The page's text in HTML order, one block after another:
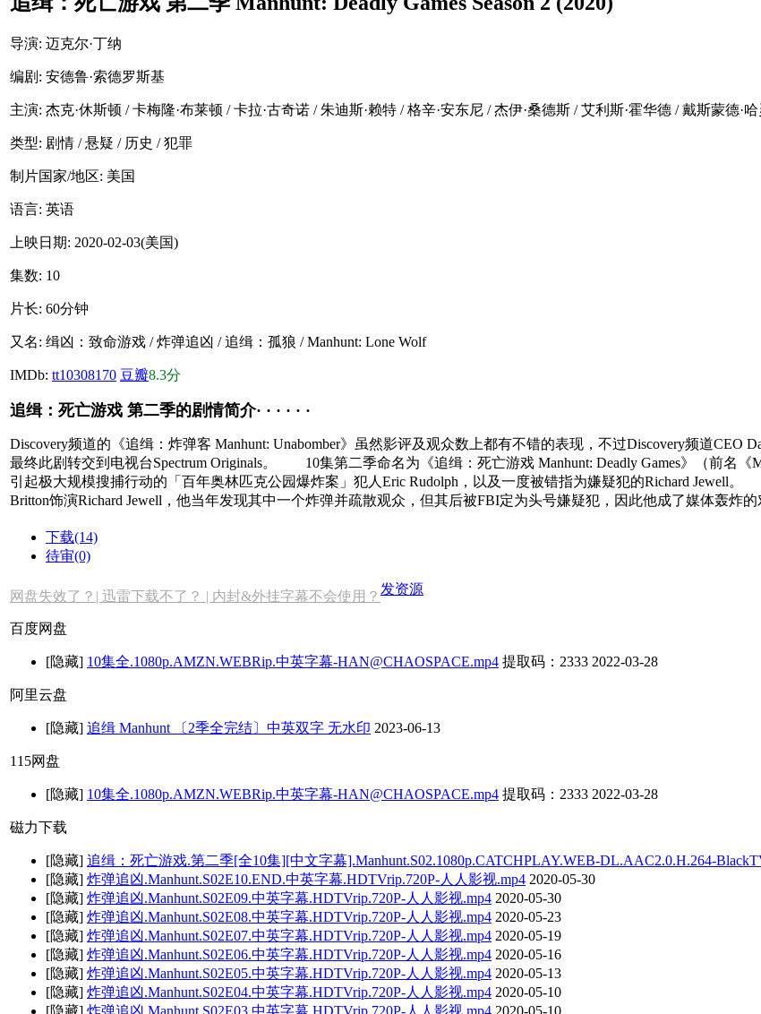
导演: 迈克尔·丁纳
编剧 : 安德鲁·索德罗斯基
主演: 杰克·休斯顿 / 卡梅隆·布莱顿 / 卡拉·古奇诺 / 朱迪斯·赖特 / 格辛·安东尼 / 杰伊·桑德斯 / 艾利斯·霍华德 / 戴斯蒙德·
类型: 剧情 / 悬疑 / 历史 / 犯罪
制片国家/地区: 美国
语言: 英语
上映日期: 2020-02-03(美国)
集数: 10
片长: 60分钟
又名: 缉凶：致命游戏 / 炸弹追凶 / 追缉：孤狼 / Manhunt: Lone Wolf
IMDb: tt10308170 豆瓣8.3分
追缉：死亡游戏 第二季的剧情简介· · · · · ·
Discovery频道的《追缉：炸弹客 Manhunt: Unabomber》虽然影评及观众数上都有不错的表现，不过Discovery频道CEO
最终此剧转交到电视台Spectrum Originals。 10集第二季命名为《追缉：死亡游戏 Manhunt: Deadly Games》（前名《
引起极大规模搜捕行动的「百年奥林匹克公园爆炸案」犯人Eric Rudolph，以及一度被错指为嫌疑犯的Richard Jewell
Britton饰演Richard Jewell，他当年发现其中一个炸弹并疏散观众，但其后被FBI定为头号嫌疑犯，因此他成了媒体轰炸的
下载(14)
待审(0)
网盘失效了？| 迅雷下载不了？ | 内封&外挂字幕不会使用？ 发资源
百度网盘
[隐藏] 10集全.1080p.AMZN.WEBRip.中英字幕-HAN@CHAOSPACE.mp4 提取码：2333 2022-03-28
阿里云盘
[隐藏] 追缉 Manhunt 〔2季全完结〕中英双字 无水印 2023-06-13
115网盘
[隐藏] 10集全.1080p.AMZN.WEBRip.中英字幕-HAN@CHAOSPACE.mp4 提取码：2333 2022-03-28
磁力下载
[隐藏] 追缉：死亡游戏.第二季[全10集][中文字幕].Manhunt.S02.1080p.CATCHPLAY.WEB-DL.AAC2.0.H.264-
[隐藏] 炸弹追凶.Manhunt.S02E10.END.中英字幕.HDTVrip.720P-人人影视.mp4 2020-05-30
[隐藏] 炸弹追凶.Manhunt.S02E09.中英字幕.HDTVrip.720P-人人影视.mp4 2020-05-30
[隐藏] 炸弹追凶.Manhunt.S02E08.中英字幕.HDTVrip.720P-人人影视.mp4 2020-05-23
[隐藏] 炸弹追凶.Manhunt.S02E07.中英字幕.HDTVrip.720P-人人影视.mp4 2020-05-19
[隐藏] 炸弹追凶.Manhunt.S02E06.中英字幕.HDTVrip.720P-人人影视.mp4 2020-05-16
[隐藏] 炸弹追凶.Manhunt.S02E05.中英字幕.HDTVrip.720P-人人影视.mp4 2020-05-13
[隐藏] 炸弹追凶.Manhunt.S02E04.中英字幕.HDTVrip.720P-人人影视.mp4 2020-05-10
[隐藏] 炸弹追凶.Manhunt.S02E03.中英字幕.HDTVrip.720P-人人影视.mp4 2020-05-10